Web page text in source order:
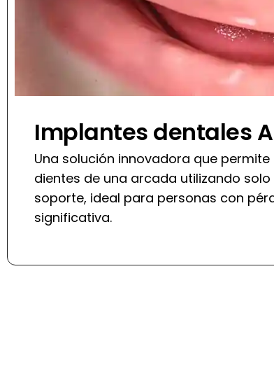
Implantes dentales
Una solución innovadora que
dientes de una arcada utilizando
soporte, ideal para personas con
significativa.